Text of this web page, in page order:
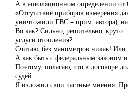
А в апелляционном определении от
«Отсутствие приборов измерения
уничтожили ГВС – прим. автора), на
Во как? Сильно, решительно,
услуги отопления?
Считаю, без манометров никак! Или
А как быть с федеральным законом
Поэтому, полагаю, что в договоре
судей.
Я изложил свои частные мнения.